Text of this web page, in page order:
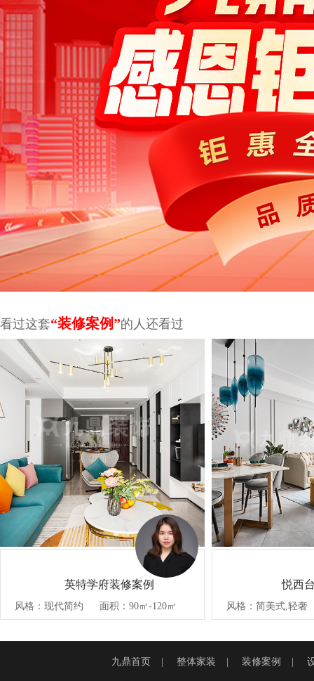
看过这套“装修案例”的人还看过
英特学府装修案例
风格：现代简约 面积：90㎡-120㎡
悦西
风格：简美式,轻奢
九鼎首页 整体家装 装修案例